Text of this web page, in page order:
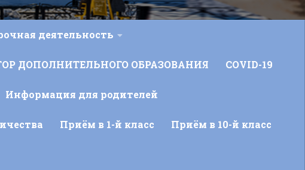
деятельность
ДОПОЛНИТЕЛЬНОГО ОБРАЗОВАНИЯ COVID-19
Информация для родителей
Приём в 1-й класс Приём в 10-й класс